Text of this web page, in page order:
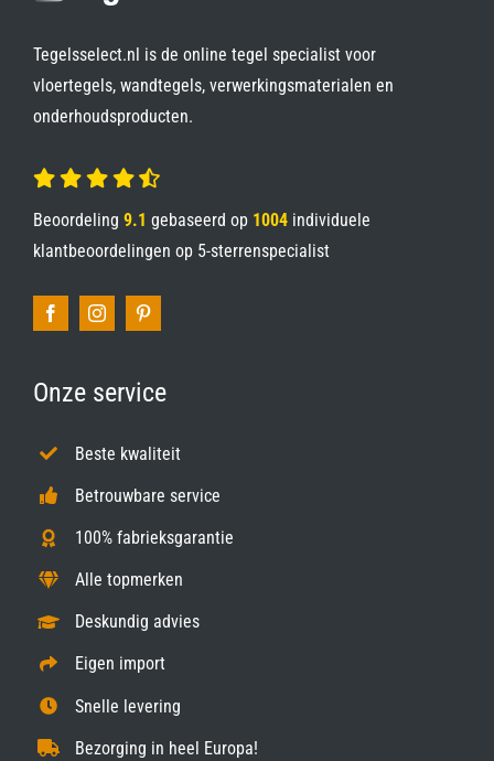
Tegelsselect.nl is de online tegel specialist voor
vloertegels, wandtegels, verwerkingsmaterialen en
onderhoudsproducten.
Beoordeling 9.1 gebaseerd op 1004individuele
klantbeoordelingen op 5-sterrenspecialist
Onze service
Beste kwaliteit
Betrouwbare service
100% fabrieksgarantie
Alle topmerken
Deskundig advies
Eigen import
Snelle levering
Bezorging in heel Europa!